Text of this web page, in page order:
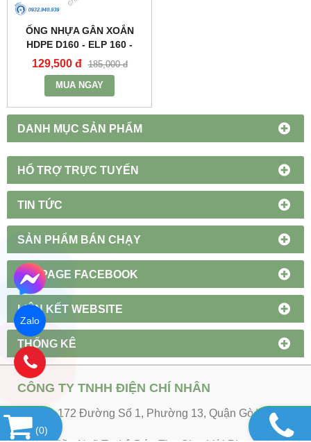
DANH MỤC SẢN PHẨM
HỔ TRỢ TRỰC TUYẾN
TIN TỨC
SẢN PHẨM BÁN CHẠY
FANPAGE FACEBOOK
LIÊN KẾT WEBSITE
THỐNG KÊ
ỐNG NHỰA GÂN XOẮN
HDPE D160 - ELP 160 -
SANTO
129,500 đ 185,000 đ
MUA NGAY
CÔNG TY TNHH ĐIỆN CHÍ NHÂN
Địa chỉ: 172 Đường Số 1, Phường 13, Quận Gò Vấp,
TPHCM
(0)
Zalo